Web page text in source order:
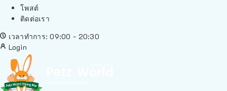
โพสต์
ติดต่อเรา
เวลาทำการ: 09:00 - 20:30
Login